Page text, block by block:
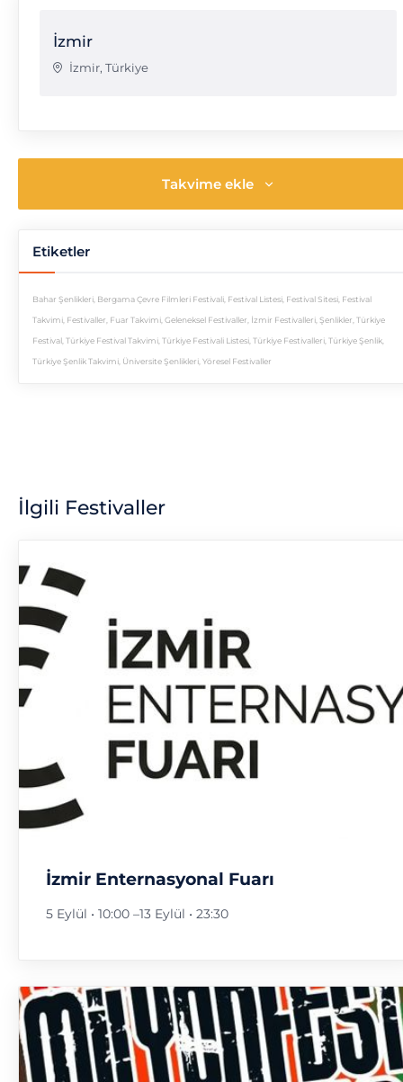
İzmir
İzmir, Türkiye
Takvime ekle
Etiketler
Bahar Şenlikleri, Bergama Çevre Filmleri Festivali, Festival Listesi, Festival Sitesi, Festival
Takvimi, Festivaller, Fuar Takvimi, Geleneksel Festivaller, İzmir Festivalleri, Şenlikler, Türkiye
Festival , Türkiye Festival Takvimi, Türkiye Festivali Listesi, Türkiye Festivalleri, Türkiye Şenlik,
Türkiye Şenlik Takvimi, Üniversite Şenlikleri, Yöresel Festivaller
İlgili Festivaller
İzmir Enternasyonal Fuarı
5 Eylül • 10:00 –13 Eylül • 23:30